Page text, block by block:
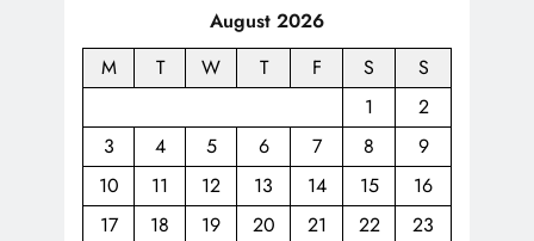
August 2026
M
T W T F S
S
1
2
3
4 5 6 7 8
9
10
11 12 13 14 15
16
17
18 19 20 21 22
23